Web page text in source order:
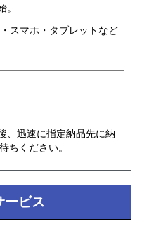
。
スマホ・タブレットなど
、迅速に指定納品先に納
ちください。
ービス